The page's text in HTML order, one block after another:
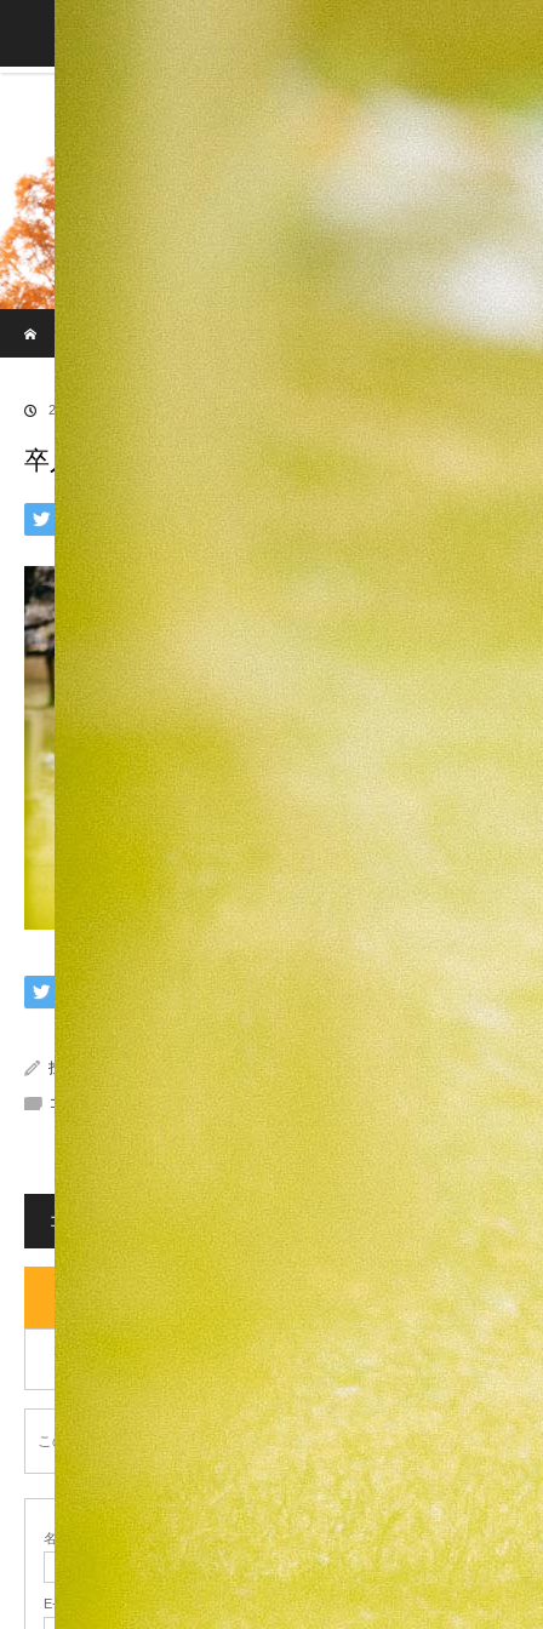
Blog
ホーム
卒入園-010
2018.03.22
卒入園-010
投稿者: imaphoto
コメント:
コメント
コメント (0)
トラックバックは利用できません。
この記事へのコメントはありません。
名前 ( 必須 )
E-MAIL ( 必須 ) - 公開されません -